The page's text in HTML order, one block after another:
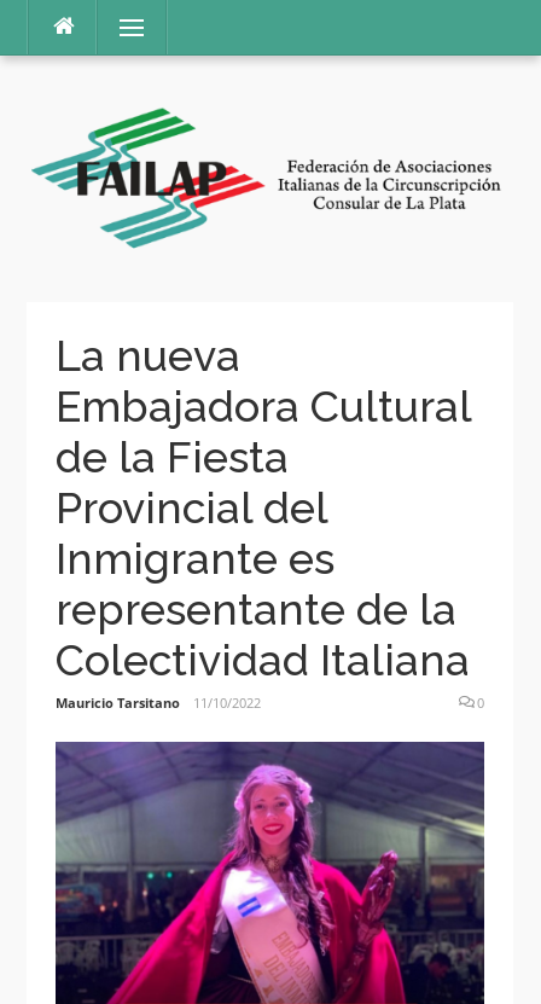
contenido
Menú
La nueva
Embajadora Cultural
de la Fiesta
Provincial del
Inmigrante es
representante de la
Colectividad Italiana
Mauricio Tarsitano 11/10/2022 0